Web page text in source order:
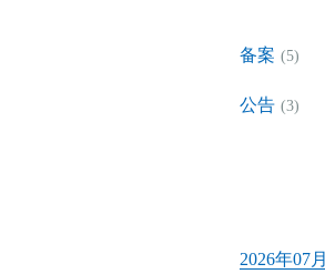
备案 (5)
公告(3)
2026年07月